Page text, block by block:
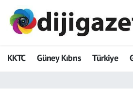
KKTC Güney Kıbrıs Türkiye
ADVERTORIAL
Dijigazete
Hava Durumu
Trafik Durumu